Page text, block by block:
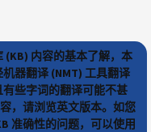
(KB) 内容的基本了解，本
器翻译 (NMT) 工具翻译
些字词的翻译可能不甚
，请浏览英文版本。如您
准确性的问题，可以使用